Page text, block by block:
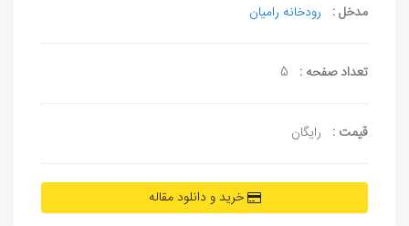
مدخل : رودخانه رامیان
تعداد صفحه : 5
قیمت : رایگان
خرید و دانلود مقاله